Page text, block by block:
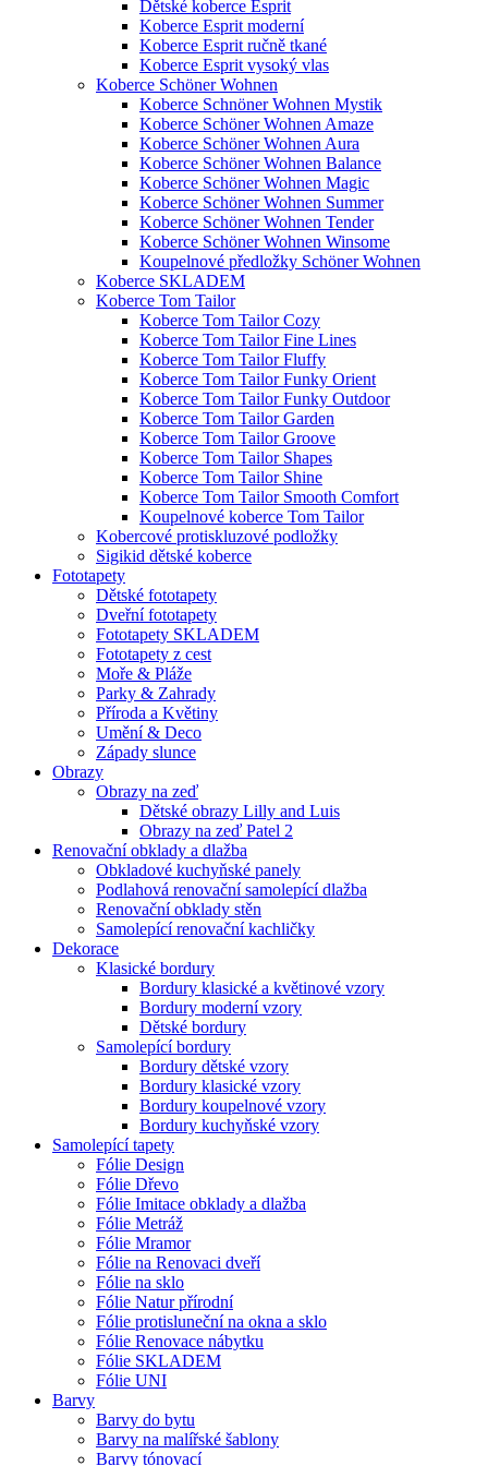
Dětské koberce Esprit
Koberce Esprit moderní
Koberce Esprit ručně tkané
Koberce Esprit vysoký vlas
Koberce Schöner Wohnen
Koberce Schnöner Wohnen Mystik
Koberce Schöner Wohnen Amaze
Koberce Schöner Wohnen Aura
Koberce Schöner Wohnen Balance
Koberce Schöner Wohnen Magic
Koberce Schöner Wohnen Summer
Koberce Schöner Wohnen Tender
Koberce Schöner Wohnen Winsome
Koupelnové předložky Schöner Wohnen
Koberce SKLADEM
Koberce Tom Tailor
Koberce Tom Tailor Cozy
Koberce Tom Tailor Fine Lines
Koberce Tom Tailor Fluffy
Koberce Tom Tailor Funky Orient
Koberce Tom Tailor Funky Outdoor
Koberce Tom Tailor Garden
Koberce Tom Tailor Groove
Koberce Tom Tailor Shapes
Koberce Tom Tailor Shine
Koberce Tom Tailor Smooth Comfort
Koupelnové koberce Tom Tailor
Kobercové protiskluzové podložky
Sigikid dětské koberce
Fototapety
Dětské fototapety
Dveřní fototapety
Fototapety SKLADEM
Fototapety z cest
Moře & Pláže
Parky & Zahrady
Příroda a Květiny
Umění & Deco
Západy slunce
Obrazy
Obrazy na zeď
Dětské obrazy Lilly and Luis
Obrazy na zeď Patel 2
Renovační obklady a dlažba
Obkladové kuchyňské panely
Podlahová renovační samolepící dlažba
Renovační obklady stěn
Samolepící renovační kachličky
Dekorace
Klasické bordury
Bordury klasické a květinové vzory
Bordury moderní vzory
Dětské bordury
Samolepící bordury
Bordury dětské vzory
Bordury klasické vzory
Bordury koupelnové vzory
Bordury kuchyňské vzory
Samolepící tapety
Fólie Design
Fólie Dřevo
Fólie Imitace obklady a dlažba
Fólie Metráž
Fólie Mramor
Fólie na Renovaci dveří
Fólie na sklo
Fólie Natur přírodní
Fólie protisluneční na okna a sklo
Fólie Renovace nábytku
Fólie SKLADEM
Fólie UNI
Barvy
Barvy do bytu
Barvy na malířské šablony
Barvy tónovací